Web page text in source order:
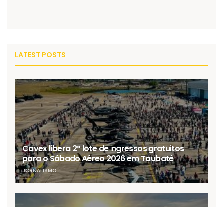
LATEST POSTS
Cavex libera 2º lote de ingressos gratuitos
para o Sábado Aéreo 2026 em Taubaté
JORNALISMO